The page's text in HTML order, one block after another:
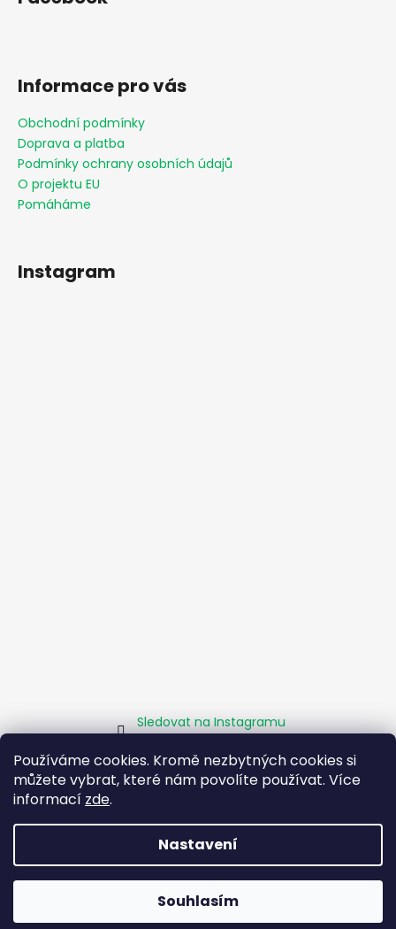
Používáme cookies. Kromě nezbytných cookies si
můžete vybrat, které nám povolíte používat. Více
informací zde.
Nastavení
Souhlasím
Informace pro vás
Obchodní podmínky
Doprava a platba
Podmínky ochrany osobních údajů
O projektu EU
Pomáháme
Instagram
Sledovat na Instagramu
Homepage Obchodní podmínky Kamenné pobočky
Facebook
Boty Rybička. Všechna práva vyhrazena.